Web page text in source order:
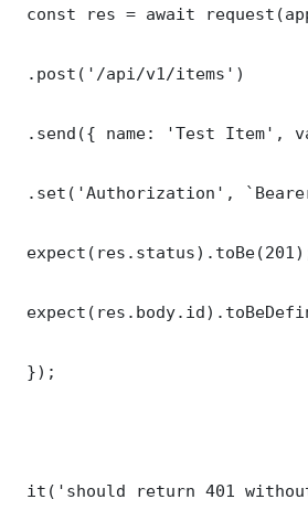
const res = await
.post('/api/v1/items')
.send({ name: 'Test Item',
.set('Authorization',
});
it('should return 401